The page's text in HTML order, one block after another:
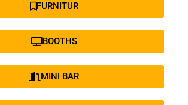
FURNITUR
BOOTHS
MINI BAR